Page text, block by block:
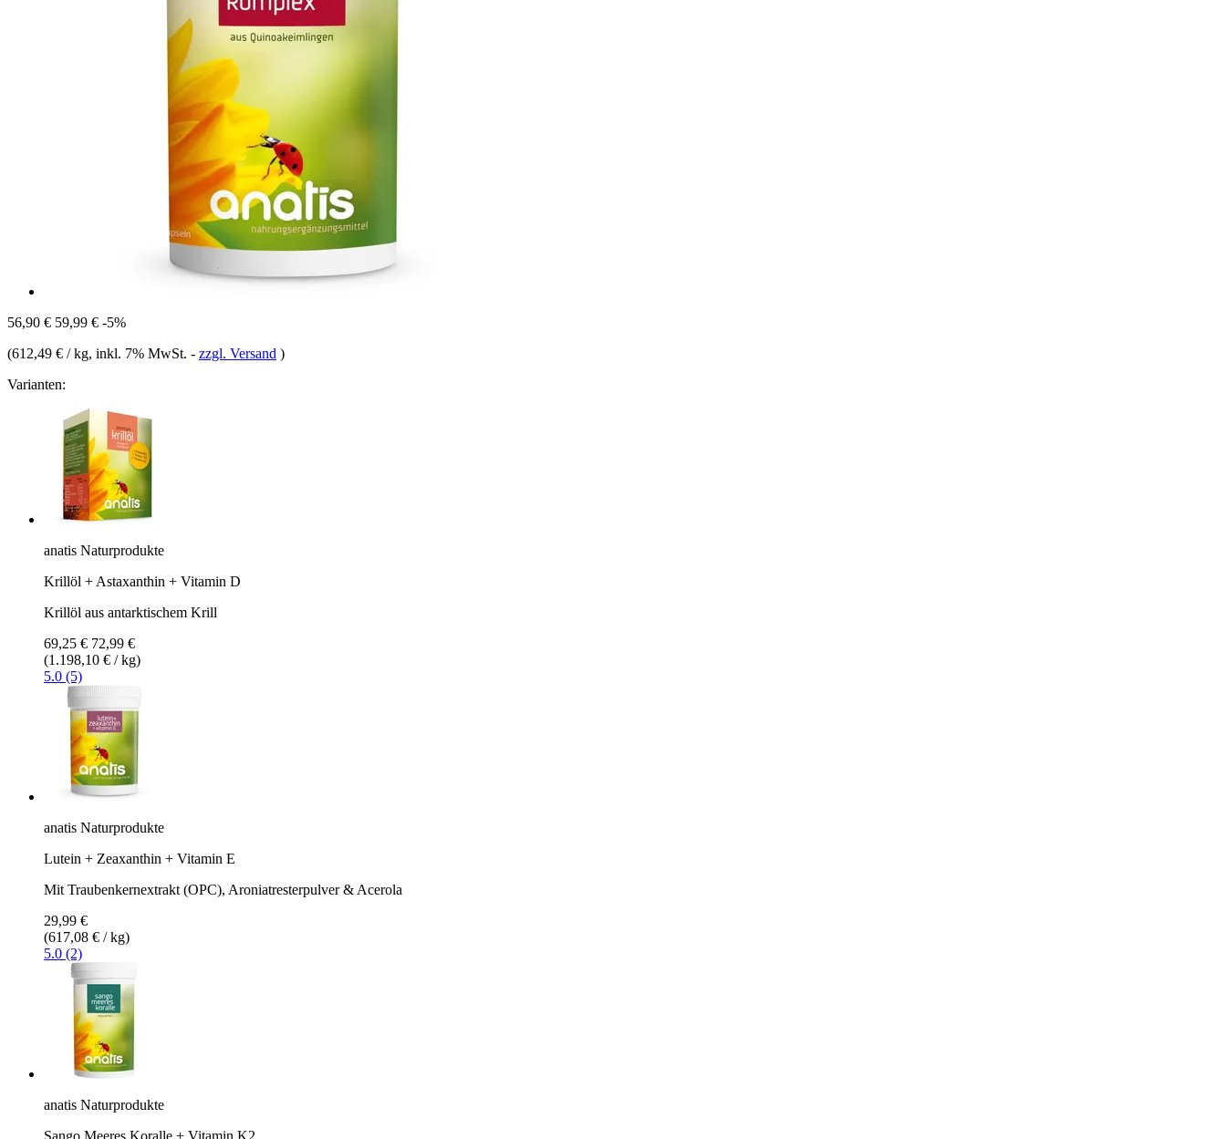
56,90 € 59,99 € -5%
(612,49 € / kg, inkl. 7% MwSt. - zzgl. Versand )
Varianten:
anatis Naturprodukte
Krillöl + Astaxanthin + Vitamin D
Krillöl aus antarktischem Krill
69,25 € 72,99 €
(1.198,10 € / kg)
5.0 (5)
anatis Naturprodukte
Lutein + Zeaxanthin + Vitamin E
Mit Traubenkernextrakt (OPC), Aroniatresterpulver & Acerola
29,99 €
(617,08 € / kg)
5.0 (2)
anatis Naturprodukte
Sango Meeres Koralle + Vitamin K2